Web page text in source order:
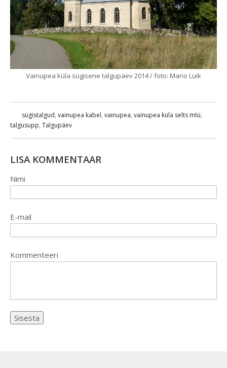
Vainupea küla sügisene talgupäev 2014 / foto: Mario Luik
sügistalgud, vainupea kabel, vainupea, vainupea küla selts mtü,
talgusupp, Talgupäev
LISA KOMMENTAAR
Nimi
E-mail
Kommenteeri